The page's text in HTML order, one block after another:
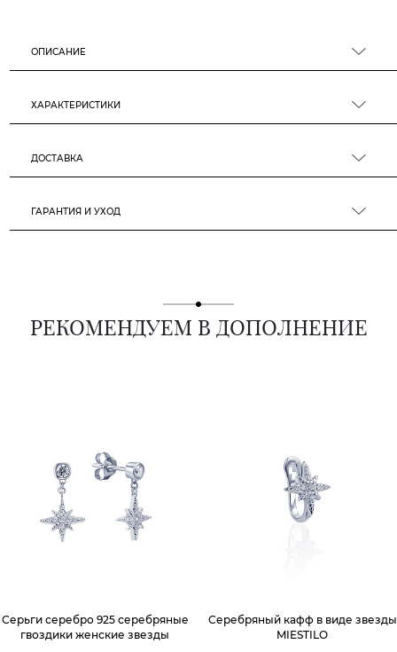
ОПИСАНИЕ
ХАРАКТЕРИСТИКИ
ДОСТАВКА
ГАРАНТИЯ И УХОД
РЕКОМЕНДУЕМ В ДОПОЛНЕНИЕ
Серьги серебро 925 серебряные
гвоздики женские звезды
Серебряный кафф в виде звезды
MIESTILO